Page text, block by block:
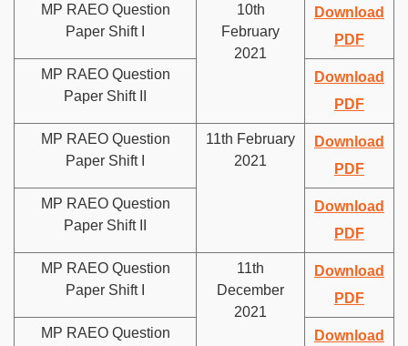
MP RAEO Question
Paper Shift I
10th
February
2021
Download
PDF
MP RAEO Question
Paper Shift II
Download
PDF
MP RAEO Question
Paper Shift I
11th February
2021
Download
PDF
MP RAEO Question
Paper Shift II
Download
PDF
MP RAEO Question
Paper Shift I
11th
December
2021
Download
PDF
MP RAEO Question
Download